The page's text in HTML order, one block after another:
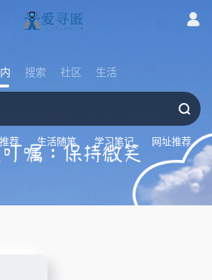
搜索 社区 生活
荐 生活随笔 学习笔记 网址推荐